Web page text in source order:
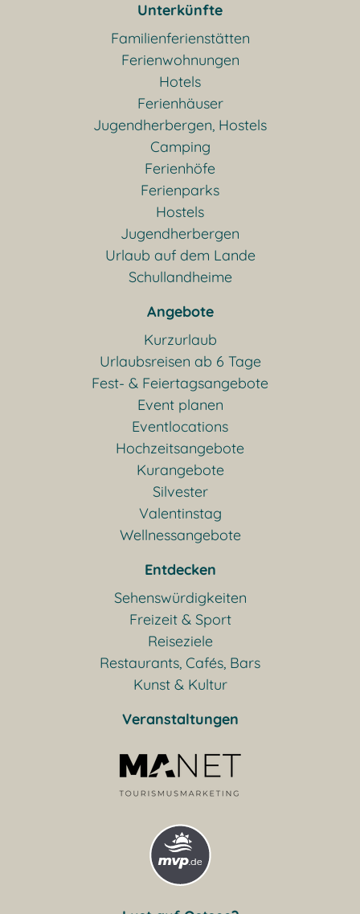
Unterkünfte
Familienferienstätten
Ferienwohnungen
Hotels
Ferienhäuser
Jugendherbergen, Hostels
Camping
Ferienhöfe
Ferienparks
Hostels
Jugendherbergen
Urlaub auf dem Lande
Schullandheime
Angebote
Kurzurlaub
Urlaubsreisen ab 6 Tage
Fest- & Feiertagsangebote
Event planen
Eventlocations
Hochzeitsangebote
Kurangebote
Silvester
Valentinstag
Wellnessangebote
Entdecken
Sehenswürdigkeiten
Freizeit & Sport
Reiseziele
Restaurants, Cafés, Bars
Kunst & Kultur
Veranstaltungen